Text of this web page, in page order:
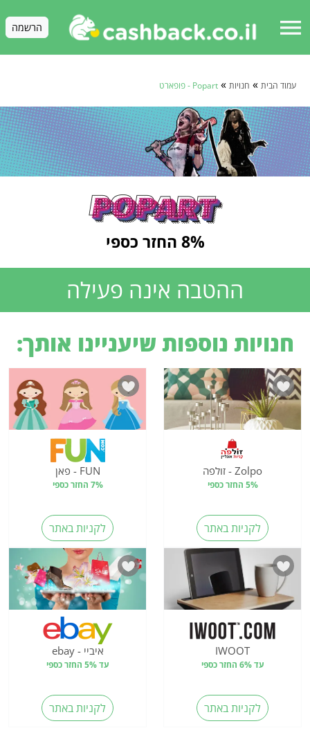
menu הרשמה
עמוד הבית » חנויות » Popart - פופארט
8% החזר כספי
ההטבה אינה פעילה
חנויות נוספות שיעניינו אותך:
Zolpo - זולפה
5% החזר כספי
לקניות באתר
FUN - פאן
7% החזר כספי
לקניות באתר
IWOOT
עד 6% החזר כספי
לקניות באתר
איביי - ebay
עד 5% החזר כספי
לקניות באתר